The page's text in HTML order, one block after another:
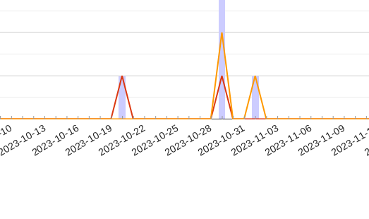
10-13
2023-10-162023-10-192023-10-222023-10-252023-10-282023-10-312023-11-032023-11-062023-11-09
2023-